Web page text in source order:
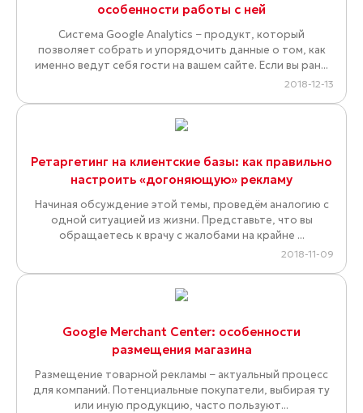
особенности работы с ней
Система Google Analytics − продукт, который
позволяет собрать и упорядочить данные о том, как
именно ведут себя гости на вашем сайте. Если вы ран...
2018-12-13
Ретаргетинг на клиентские базы: как правильно
настроить «догоняющую» рекламу
Начиная обсуждение этой темы, проведём аналогию с
одной ситуацией из жизни. Представьте, что вы
обращаетесь к врачу с жалобами на крайне ...
2018-11-09
Google Merchant Center: особенности
размещения магазина
Размещение товарной рекламы − актуальный процесс
для компаний. Потенциальные покупатели, выбирая ту
или иную продукцию, часто пользуют...